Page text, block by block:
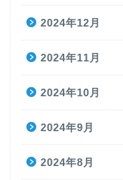
2024年12月
2024年11月
2024年10月
2024年9月
2024年8月